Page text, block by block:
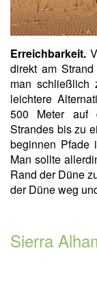
Erreichbarkeit.
direkt am
man schließlich
leichtere
500 Meter auf
Strandes bis zu
beginnen Pfade
Man sollte
Rand der Düne
der Düne weg
Sierra